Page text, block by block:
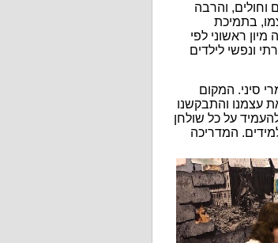
והרבה
בתמיכת
ראשוני לפי
ונפשי לילדים
סיני. המקום
עצמנו והתבקשנו
על כל שולחן
המדריכה